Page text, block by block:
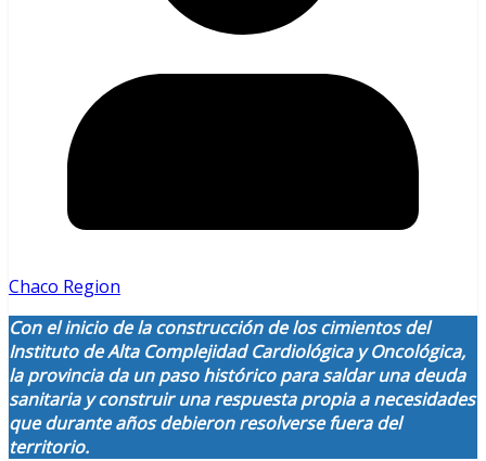
Chaco Region
Con el inicio de la construcción de los cimientos del
Instituto de Alta Complejidad Cardiológica y Oncológica,
la provincia da un paso histórico para saldar una deuda
sanitaria y construir una respuesta propia a necesidades
que durante años debieron resolverse fuera del
territorio.